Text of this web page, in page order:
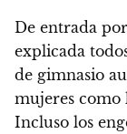
De entrada
explicada
de gimnasio
mujeres como
Incluso los